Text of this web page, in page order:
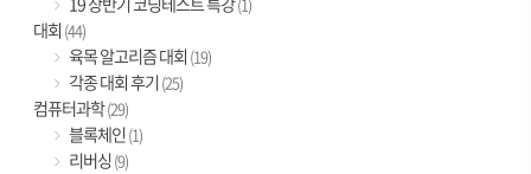
대회 (44)
육목 알고리즘 대회 (19)
각종 대회 후기(25)
컴퓨터과학(29)
블록체인(1)
리버싱(9)